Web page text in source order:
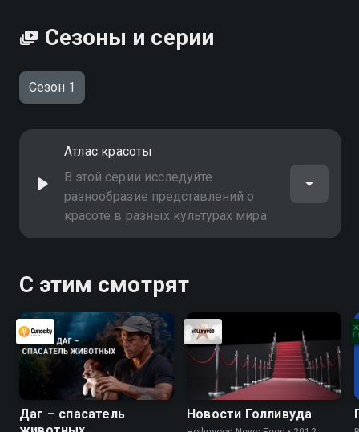
Сезоны и серии
Сезон 1
Атлас красоты
В этой серии исследуйте
разнообразие представлений о
красоте в разных культурах мира
С этим смотрят
Даг – спасатель
Новости Голливуда